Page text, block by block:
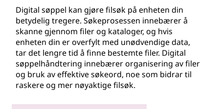
Digital søppel kan gjøre filsøk på enheten din
betydelig tregere. Søkeprosessen innebærer å
skanne gjennom filer og kataloger, og hvis
enheten din er overfylt med unødvendige data,
tar det lengre tid å finne bestemte filer. Digital
søppelhåndtering innebærer organisering av filer
og bruk av effektive søkeord, noe som bidrar til
raskere og mer nøyaktige filsøk.